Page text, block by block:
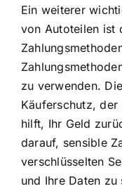
Ein weiterer
von Autoteilen ist
zu verwenden.
Käuferschutz, der
hilft, Ihr Geld
darauf, sensible
verschlüsselten
und Ihre Daten zu